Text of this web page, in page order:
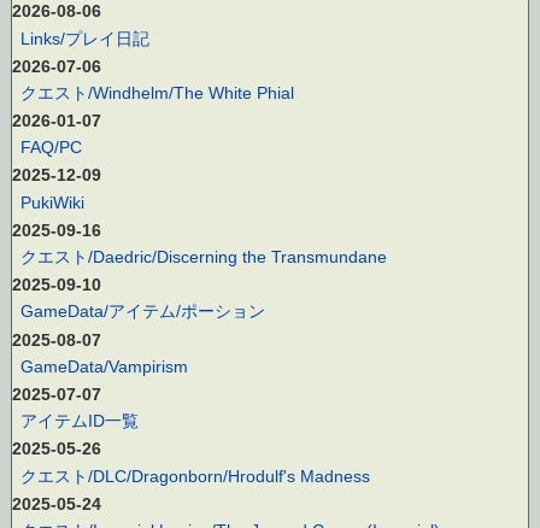
2026-08-06
Links/プレイ日記
2026-07-06
クエスト/Windhelm/The White Phial
2026-01-07
FAQ/PC
2025-12-09
PukiWiki
2025-09-16
クエスト/Daedric/Discerning the Transmundane
2025-09-10
GameData/アイテム/ポーション
2025-08-07
GameData/Vampirism
2025-07-07
アイテムID一覧
2025-05-26
クエスト/DLC/Dragonborn/Hrodulf's Madness
2025-05-24